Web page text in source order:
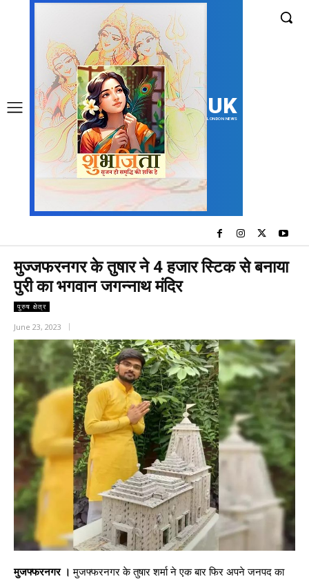
UK
LONDON NEWS
मुज्जफरनगर के तुषार ने 4 हजार स्टिक से बनाया
पुरी का भगवान जगन्‍नाथ मंदिर
पुरुष क्षेत्र
June 23, 2023
मुजफ्फरनगर । मुजफ्फरनगर के तुषार शर्मा ने एक बार फिर अपने जनपद का